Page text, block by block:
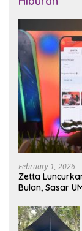
February 1, 2026
Zetta
Bulan, Sasar